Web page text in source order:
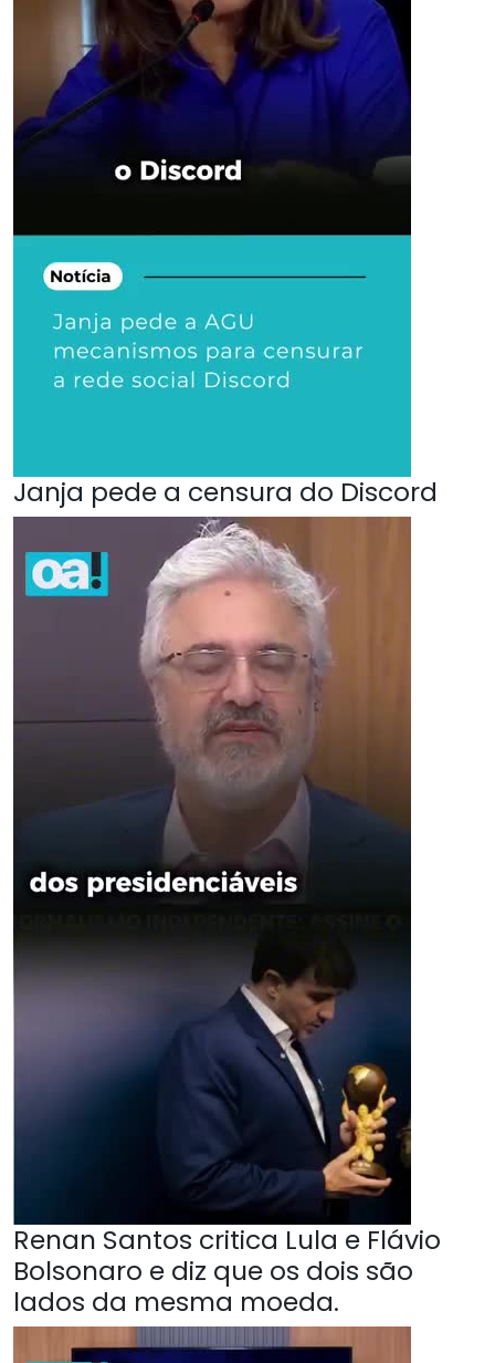
Janja pede a censura do Discord
Renan Santos critica Lula e Flávio
Bolsonaro e diz que os dois são
lados da mesma moeda.